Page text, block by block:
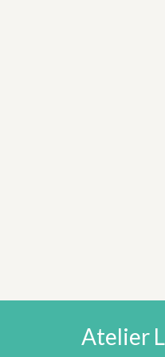
Atelier